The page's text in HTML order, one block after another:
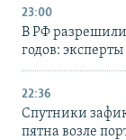
23:00
В РФ разрешили
годов:
22:36
Спутники
пятна возле